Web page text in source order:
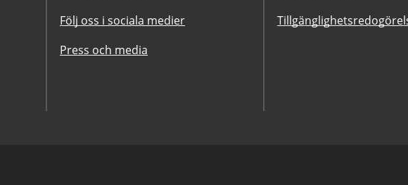
Följ oss i sociala medier
Press och media